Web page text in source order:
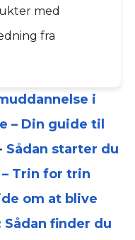
med
fra
i
– Din guide til
• Sådan starter du
Trin for trin
om at blive
Sådan finder du